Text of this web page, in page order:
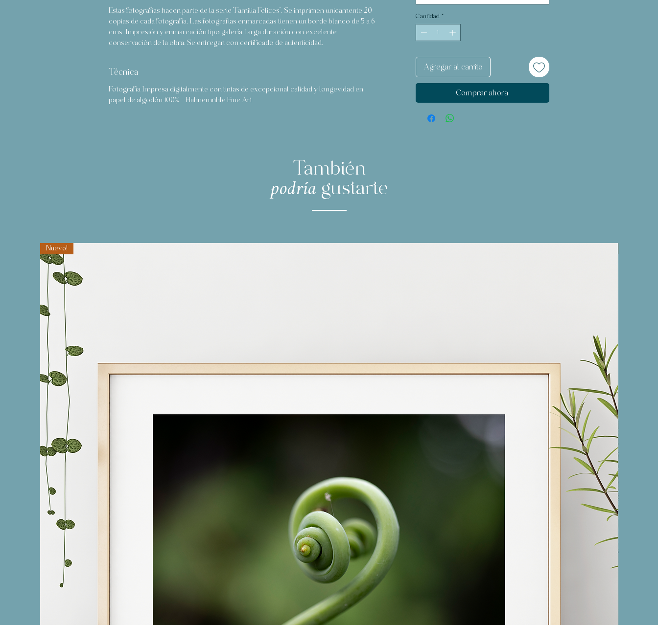
Estas fotografías hacen parte de la serie "Familia Felices". Se imprimen unicamente 20
copias de cada fotografía. Las fotografias enmarcadas tienen un borde blanco de 5 a 6
cms. Impresión y enmarcación tipo galería, larga duración con excelente
conservación de la obra. Se entregan con certificado de autenticidad.
Técnica
Fotografía Impresa digitalmente con tintas de excepcional calidad y longevidad en
papel de algodón 100% - Hahnemühle Fine Art
Cantidad *
Agregar al carrito
Comprar ahora
También
podría gustarte
Nuevo!